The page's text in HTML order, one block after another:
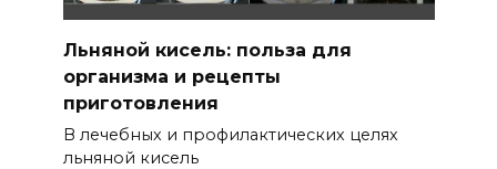
Льняной кисель: польза для
организма и рецепты
приготовления
В лечебных и профилактических целях
льняной кисель